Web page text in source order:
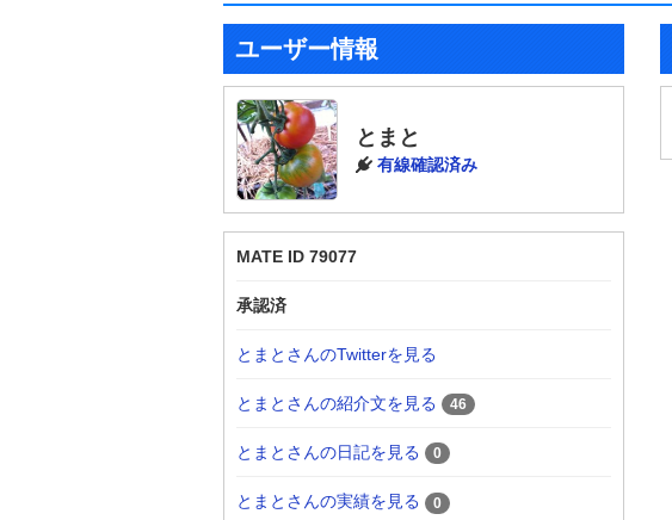
ユーザー情報
とまと
有線確認済み
MATE ID 79077
承認済
とまとさんのTwitterを見る
とまとさんの紹介文を見る 46
とまとさんの日記を見る 0
とまとさんの実績を見る 0